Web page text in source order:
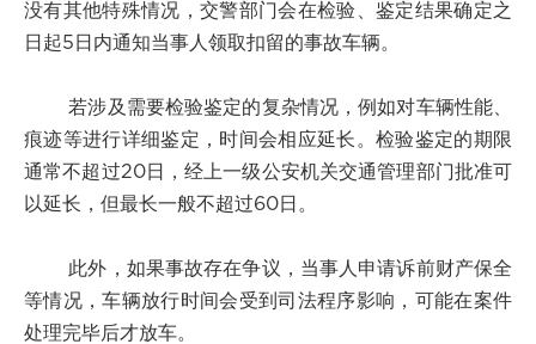
没有其他特殊情况，交警部门会在检验、鉴定结果确定之
日起5日内通知当事人领取扣留的事故车辆。
若涉及需要检验鉴定的复杂情况，例如对车辆性能、
痕迹等进行详细鉴定，时间会相应延长。检验鉴定的期限
通常不超过20日，经上一级公安机关交通管理部门批准可
以延长，但最长一般不超过60日。
此外，如果事故存在争议，当事人申请诉前财产保全
等情况，车辆放行时间会受到司法程序影响，可能在案件
处理完毕后才放车。